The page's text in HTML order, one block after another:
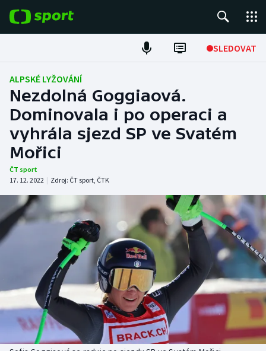
SLEDOVAT
Fotbal
Hokej
Tenis
Atletika
DALŠÍ SPORTY
Americký fotbal
Baseball a softbal
Basketbal
Biatlon
NEPŘEHLÉDNĚTE
Soutěže
Historické návraty
Aplikace ČT sport
ALPSKÉ LYŽOVÁNÍ
Nezdolná Goggiaová.
Dominovala i po operaci a
vyhrála sjezd SP ve Svatém
Mořici
ČT sport
17. 12. 2022 | Zdroj: ČT sport, ČTK